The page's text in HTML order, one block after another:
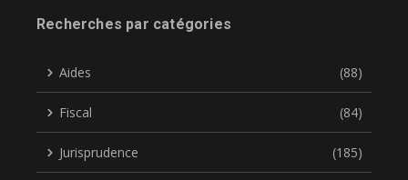
Recherches par catégories
Aides (88)
Fiscal (84)
Jurisprudence (185)